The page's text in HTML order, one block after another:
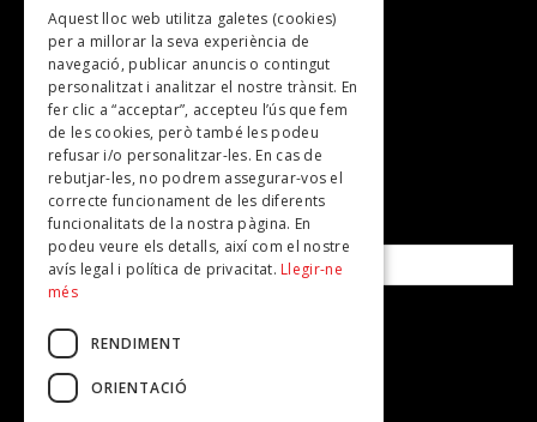
TV
Plans per fer
Revistes
SUBSCRIU-TE A LA NOSTRA NEWSLETTER!
Correu electrònic*
Accepto lapolítica de privacitat
Aquest lloc web utilitza galetes (cookies)
per a millorar la seva experiència de
navegació, publicar anuncis o contingut
personalitzat i analitzar el nostre trànsit. En
fer clic a “acceptar”, accepteu l’ús que fem
de les cookies, però també les podeu
refusar i/o personalitzar-les. En cas de
rebutjar-les, no podrem assegurar-vos el
correcte funcionament de les diferents
funcionalitats de la nostra pàgina. En
podeu veure els detalls, així com el nostre
avís legal i política de privacitat. Llegir-ne
més
RENDIMENT
ORIENTACIÓ